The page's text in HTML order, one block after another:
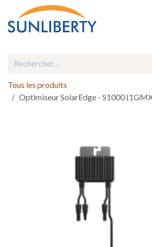
Se rendre au contenu
Tous les produits
Optimiseur SolarEdge - S1000